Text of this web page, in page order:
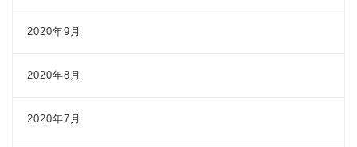
2020年9月
2020年8月
2020年7月